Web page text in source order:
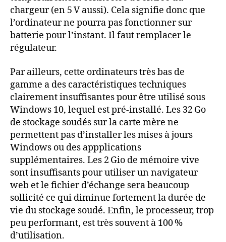
chargeur (en 5 V aussi). Cela signifie donc que
l’ordinateur ne pourra pas fonctionner sur
batterie pour l’instant. Il faut remplacer le
régulateur.
Par ailleurs, cette ordinateurs très bas de
gamme a des caractéristiques techniques
clairement insuffisantes pour être utilisé sous
Windows 10, lequel est pré-installé. Les 32 Go
de stockage soudés sur la carte mère ne
permettent pas d’installer les mises à jours
Windows ou des appplications
supplémentaires. Les 2 Gio de mémoire vive
sont insuffisants pour utiliser un navigateur
web et le fichier d’échange sera beaucoup
sollicité ce qui diminue fortement la durée de
vie du stockage soudé. Enfin, le processeur, trop
peu performant, est très souvent à 100 %
d’utilisation.